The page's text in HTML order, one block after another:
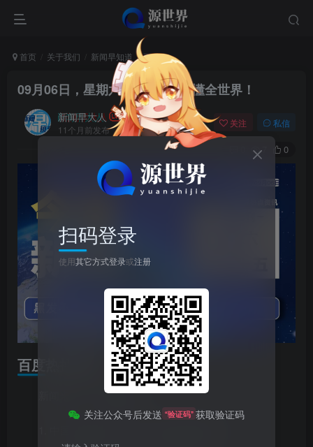
首页 关于我们 新闻早知道 正文
09月06日，星期六, 每天60秒读懂全世界！
新闻早大人
11个月前发布
关注 私信
0
百度热搜新闻
新闻来源：百度热搜榜
扫码登录
使用其它方式登录或注册
关注公众号后发送 “验证码” 获取验证码